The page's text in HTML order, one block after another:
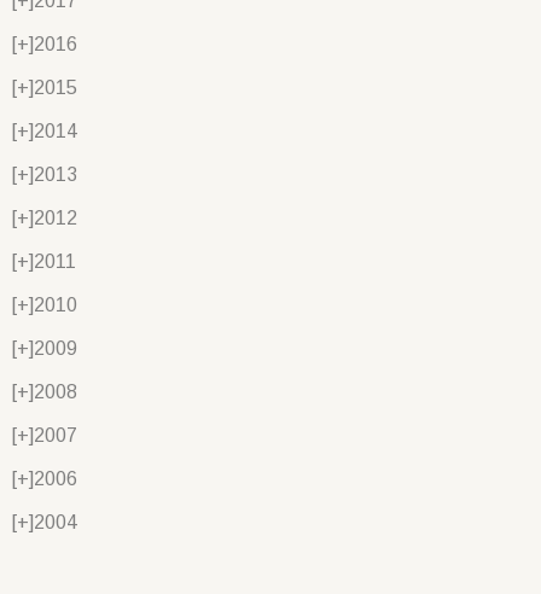
[+]2016
[+]2015
[+]2014
[+]2013
[+]2012
[+]2011
[+]2010
[+]2009
[+]2008
[+]2007
[+]2006
[+]2004